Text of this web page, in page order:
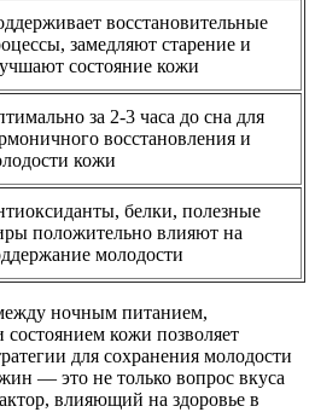
восстановительные
замедляют старение и
состояние кожи
за 2-3 часа до сна для
восстановления и
кожи
белки, полезные
положительно влияют на
молодости
ночным питанием,
кожи позволяет
для сохранения молодости
— это не только вопрос вкуса
влияющий на здоровье в